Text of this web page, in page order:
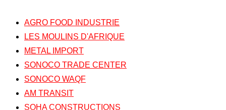
AGRO FOOD INDUSTRIE
LES MOULINS D'AFRIQUE
METAL IMPORT
SONOCO TRADE CENTER
SONOCO WAQF
AM TRANSIT
SOHA CONSTRUCTIONS